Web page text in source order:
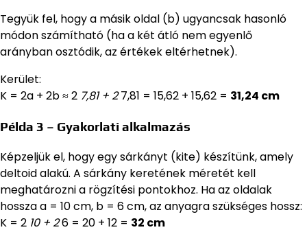
Tegyük fel, hogy a másik oldal (b) ugyancsak hasonló
módon számítható (ha a két átló nem egyenlő
arányban osztódik, az értékek eltérhetnek).
Kerület:
K = 2a + 2b ≈ 2 7,81 + 27,81 = 15,62 + 15,62 = 31,24 cm
Példa 3 – Gyakorlati alkalmazás
Képzeljük el, hogy egy sárkányt (kite) készítünk, amely
deltoid alakú. A sárkány keretének méretét kell
meghatározni a rögzítési pontokhoz. Ha az oldalak
hossza a = 10 cm, b = 6 cm, az anyagra szükséges hossz:
K = 2 10 + 26 = 20 + 12 = 32 cm